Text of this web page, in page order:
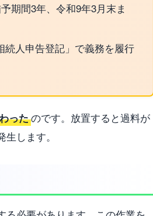
期間3年、令和9年3月末ま
人申告登記」で義務を履行
ったのです。放置すると過料が
します。